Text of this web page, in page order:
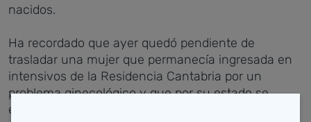
nacidos.
Ha recordado que ayer quedó pendiente de
trasladar una mujer que permanecía ingresada en
intensivos de la Residencia Cantabria por un
problema ginecológico y que por su estado se
estimó mejor trasladarla hoy.